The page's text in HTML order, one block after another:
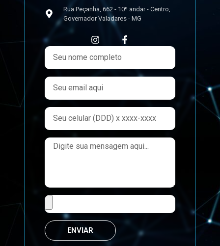
Rua Peçanha, 662 - 10º andar - Centro,
Governador Valadares - MG
ENVIAR